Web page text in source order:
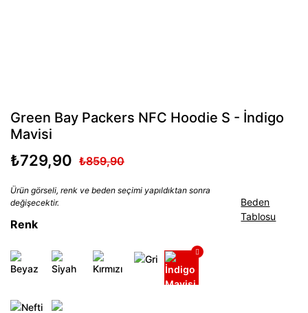
Green Bay Packers NFC Hoodie S - İndigo
Mavisi
₺729,90 ₺859,90
Ürün görseli, renk ve beden seçimi yapıldıktan sonra
değişecektir.
Renk
Beden
Tablosu